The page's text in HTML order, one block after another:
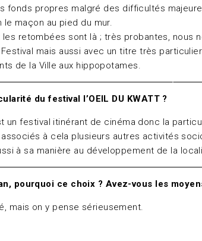
fonds propres malgré des difficultés
maçon au pied du mur.
retombées sont là ; très probantes, nous
mais aussi avec un titre très
de la Ville aux hippopotames.
du festival l’OEIL DU KWATT ?
un festival itinérant de cinéma donc la
à cela plusieurs autres activités
à sa manière au développement de la
pourquoi ce choix ? Avez-vous les
mais on y pense sérieusement.